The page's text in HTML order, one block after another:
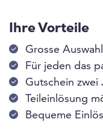
Ihre Vorteile
Grosse
Für jeden das
Gutschein zwei
Teileinlösung
Bequeme